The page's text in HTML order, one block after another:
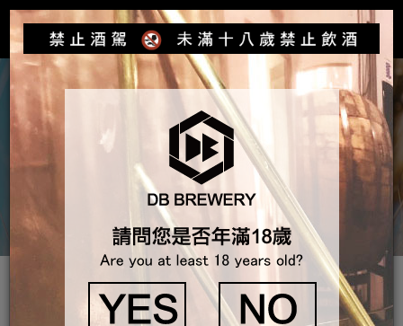
Toggle
產品介紹 各式服務 > 客製化釀造